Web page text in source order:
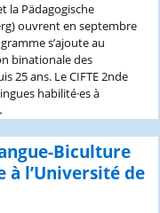
la Pädagogische
ouvrent en septembre
s’ajoute au
binationale des
25 ans. Le CIFTE 2nde
habilité·es à
Biculture
à l’Université de